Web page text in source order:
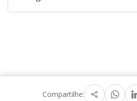
Compartilhe: